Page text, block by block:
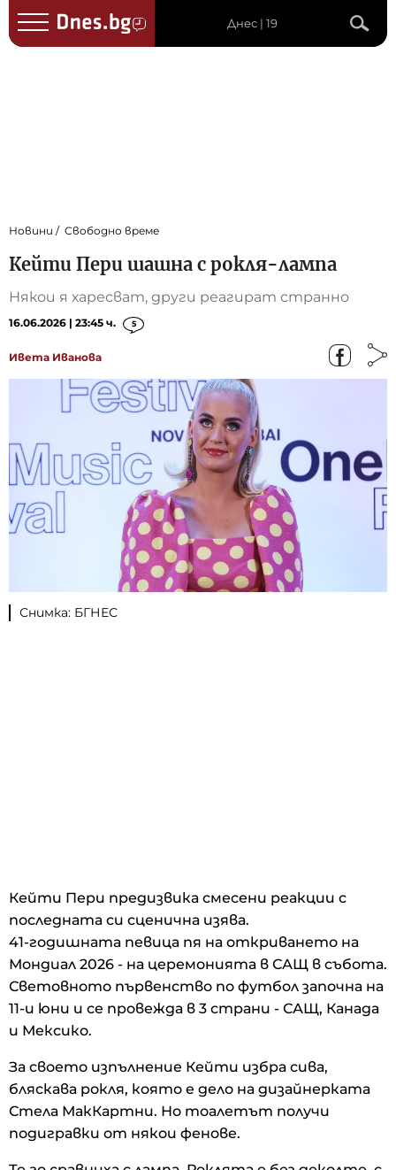
Днес | 19
Новини Свободно време
Кейти Пери шашна с рокля-лампа
Някои я харесват, други реагират странно
16.06.2026 | 23:45 ч. 5
Ивета Иванова
Снимка: БГНЕС
Кейти Пери предизвика смесени реакции с
последната си сценична изява.
41-годишната певица пя на откриването на
Мондиал 2026 - на церемонията в САЩ в събота.
Световното първенство по футбол започна на
11-и юни и се провежда в 3 страни - САЩ, Канада
и Мексико.
За своето изпълнение Кейти избра сива,
бляскава рокля, която е дело на дизайнерката
Стела МакКартни. Но тоалетът получи
подигравки от някои фенове.